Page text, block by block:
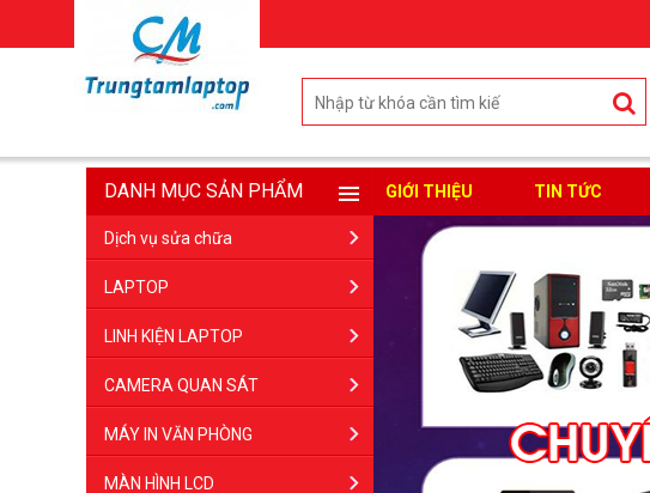
DANH MỤC SẢN PHẨM
Dịch vụ sửa chữa
LAPTOP
LINH KIỆN LAPTOP
CAMERA QUAN SÁT
MÁY IN VĂN PHÒNG
MÀN HÌNH LCD
GIỚI THIỆU TIN TỨC